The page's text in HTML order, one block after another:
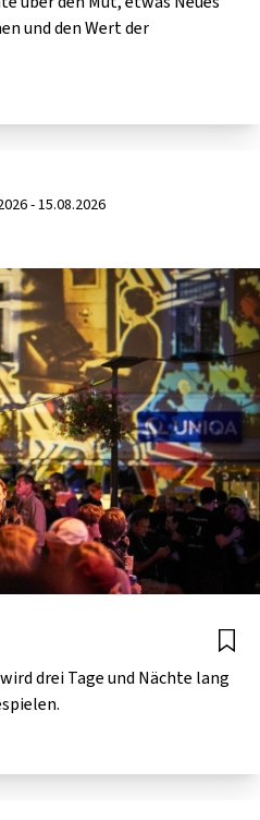
und den Wert der
- 15.08.2026
drei Tage und Nächte lang